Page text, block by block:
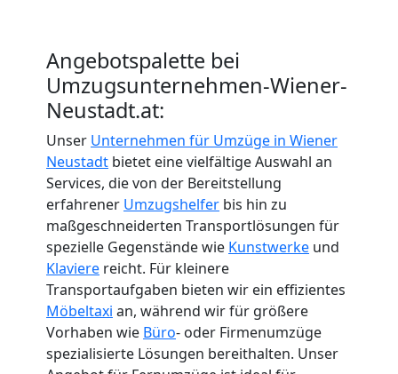
Angebotspalette bei
Umzugsunternehmen-Wiener-
Neustadt.at:
Unser Unternehmen für Umzüge in Wiener
Neustadt bietet eine vielfältige Auswahl an
Services, die von der Bereitstellung
erfahrener Umzugshelfer bis hin zu
maßgeschneiderten Transportlösungen für
spezielle Gegenstände wie Kunstwerke und
Klaviere reicht. Für kleinere
Transportaufgaben bieten wir ein effizientes
Möbeltaxi an, während wir für größere
Vorhaben wie Büro- oder Firmenumzüge
spezialisierte Lösungen bereithalten. Unser
Internationaler
Umzug
Nationaler
Umzug